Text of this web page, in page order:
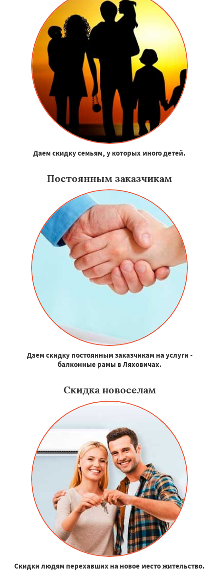
Даем скидку семьям, у которых много детей.
Постоянным заказчикам
Даем скидку постоянным заказчикам на услуги -
балконные рамы в Ляховичах.
Скидка новоселам
Скидки людям перехавших на новое место жительство.